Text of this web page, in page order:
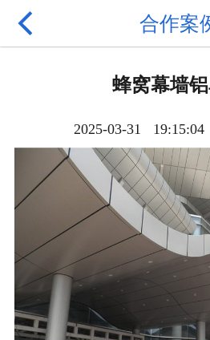
 合作案
蜂窝幕墙
2025-03-31